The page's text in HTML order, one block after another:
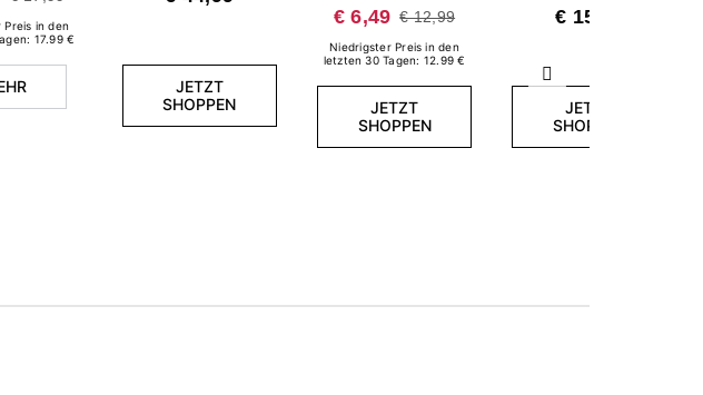
Weiter
in den
17.99 €
JETZT
SHOPPEN
€ 6,49 € 12,99
Niedrigster Preis in den
letzten 30 Tagen: 12.99 €
JETZT
SHOPPEN
€ 15,99
JETZT
SHOPPEN